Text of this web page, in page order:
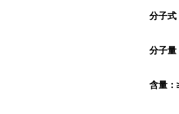
分子式
分子量
含量：